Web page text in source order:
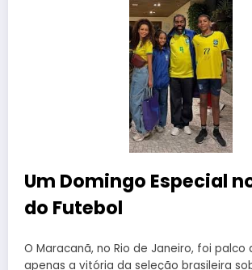
Um Domingo Especial
do Futebol
O Maracanã, no Rio de Janeiro, foi palco
apenas a vitória da seleção brasileira